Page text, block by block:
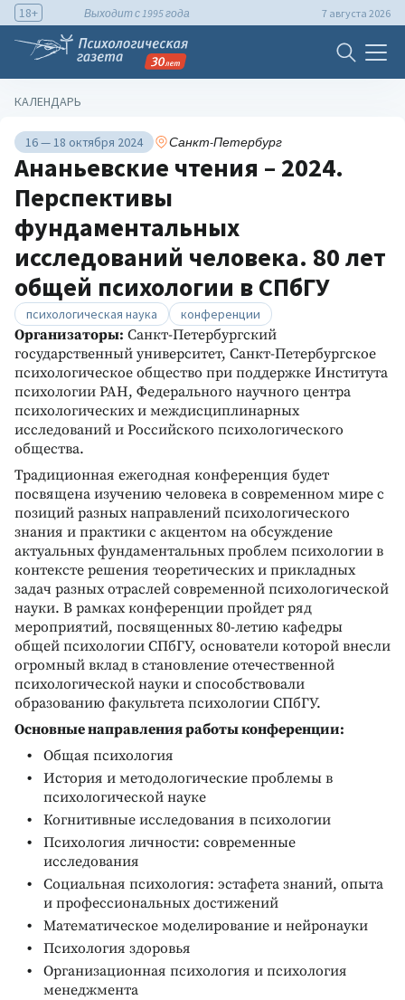
18+ Выходит с 1995 года 7 августа 2026
КАЛЕНДАРЬ
16 — 18 октября 2024 Санкт-Петербург
Ананьевские чтения – 2024.
Перспективы
фундаментальных
исследований человека. 80 лет
общей психологии в СПбГУ
психологическая наука конференции
Организаторы: Санкт-Петербургский
государственный университет, Санкт-Петербургское
психологическое общество при поддержке Института
психологии РАН, Федерального научного центра
психологических и междисциплинарных
исследований и Российского психологического
общества.
Традиционная ежегодная конференция будет
посвящена изучению человека в современном мире с
позиций разных направлений психологического
знания и практики с акцентом на обсуждение
актуальных фундаментальных проблем психологии в
контексте решения теоретических и прикладных
задач разных отраслей современной психологической
науки. В рамках конференции пройдет ряд
мероприятий, посвященных 80-летию кафедры
общей психологии СПбГУ, основатели которой внесли
огромный вклад в становление отечественной
психологической науки и способствовали
образованию факультета психологии СПбГУ.
Основные направления работы конференции:
Общая психология
История и методологические проблемы в
психологической науке
Когнитивные исследования в психологии
Психология личности: современные
исследования
Социальная психология: эстафета знаний, опыта
и профессиональных достижений
Математическое моделирование и нейронауки
Психология здоровья
Организационная психология и психология
менеджмента